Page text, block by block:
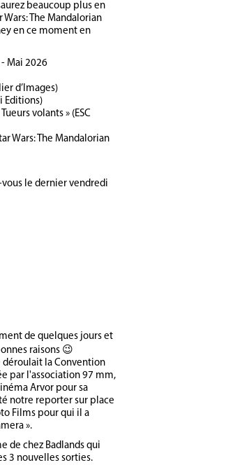
beaucoup plus en
Wars: The Mandalorian
en ce moment en
Mai 2026
d’Images)
Editions)
volants » (ESC
Wars: The Mandalorian
vous le dernier vendredi
de quelques jours et
raisons 😉
déroulait la Convention
par l'association 97 mm,
Arvor pour sa
notre reporter sur place
Films pour qui il a
».
de chez Badlands qui
3 nouvelles sorties.